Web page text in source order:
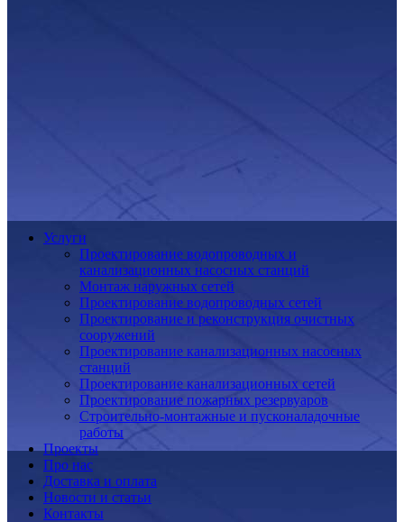
Услуги
Проектирование водопроводных и
канализационных насосных станций
Монтаж наружных сетей
Проектирование водопроводных сетей
Проектирование и реконструкция очистных
сооружений
Проектирование канализационных насосных
станций
Проектирование канализационных сетей
Проектирование пожарных резервуаров
Строительно-монтажные и пусконаладочные
работы
Проекты
Про нас
Доставка и оплата
Новости и статьи
Контакты